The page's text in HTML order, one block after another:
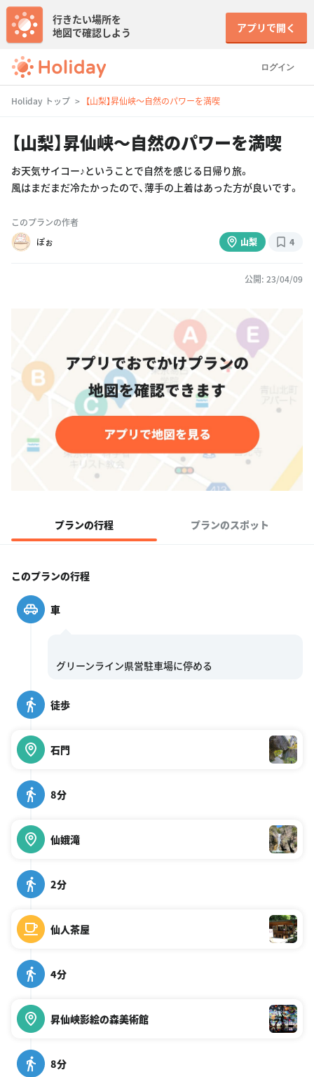
ログイン
行きたい場所を
地図で確認しよう
アプリで開く
Holiday トップ 【山梨】昇仙峡〜自然のパワーを満喫
【山梨】昇仙峡〜自然のパワーを満喫
お天気サイコー♪ということで自然を感じる日帰り旅。
風はまだまだ冷たかったので、薄手の上着はあった方が良いです。
このプランの作者
ぽぉ
山梨 4
公開: 23/04/09
プランの行程 プランのスポット
このプランの行程
車
徒歩
石門
8分
仙娥滝
2分
仙人茶屋
4分
昇仙峡影絵の森美術館
8分